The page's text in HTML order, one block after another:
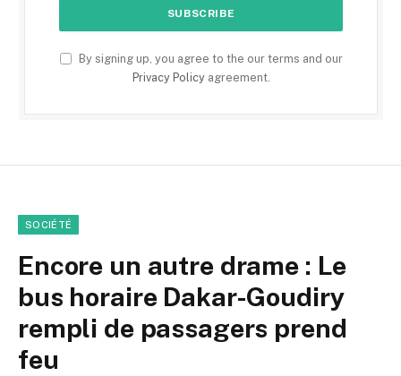
By signing up, you agree to the our terms and our
Privacy Policyagreement.
SOCIÉTÉ
Encore un autre drame : Le
bus horaire Dakar-Goudiry
rempli de passagers prend
feu